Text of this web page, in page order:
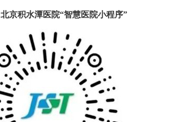
北京积水潭医院“智慧医院小程序”